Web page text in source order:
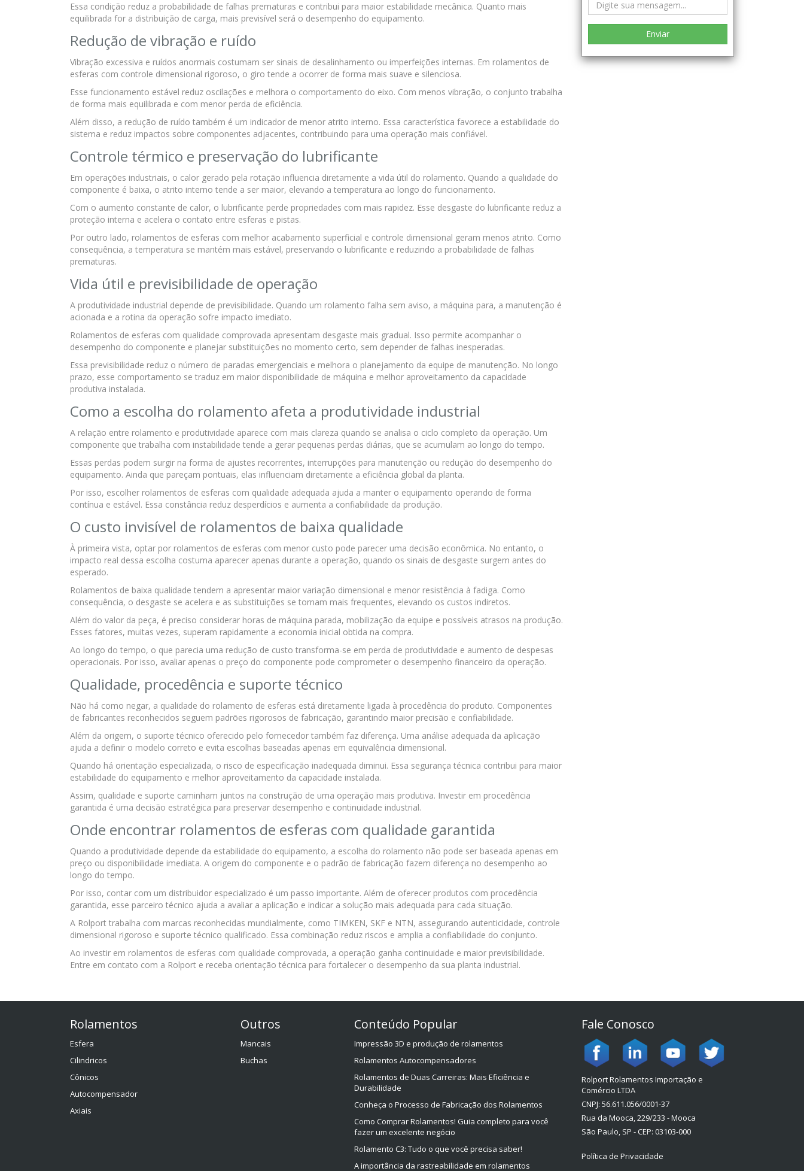
Essa condição reduz a probabilidade de falhas prematuras e contribui para maior estabilidade mecânica. Quanto mais
equilibrada for a distribuição de carga, mais previsível será o desempenho do equipamento.
Redução de vibração e ruído
Vibração excessiva e ruídos anormais costumam ser sinais de desalinhamento ou imperfeições internas. Em rolamentos de
esferas com controle dimensional rigoroso, o giro tende a ocorrer de forma mais suave e silenciosa.
Esse funcionamento estável reduz oscilações e melhora o comportamento do eixo. Com menos vibração, o conjunto trabalha
de forma mais equilibrada e com menor perda de eficiência.
Além disso, a redução de ruído também é um indicador de menor atrito interno. Essa característica favorece a estabilidade do
sistema e reduz impactos sobre componentes adjacentes, contribuindo para uma operação mais confiável.
Controle térmico e preservação do lubrificante
Em operações industriais, o calor gerado pela rotação influencia diretamente a vida útil do rolamento. Quando a qualidade do
componente é baixa, o atrito interno tende a ser maior, elevando a temperatura ao longo do funcionamento.
Com o aumento constante de calor, o lubrificante perde propriedades com mais rapidez. Esse desgaste do lubrificante reduz a
proteção interna e acelera o contato entre esferas e pistas.
Por outro lado, rolamentos de esferas com melhor acabamento superficial e controle dimensional geram menos atrito. Como
consequência, a temperatura se mantém mais estável, preservando o lubrificante e reduzindo a probabilidade de falhas
prematuras.
Vida útil e previsibilidade de operação
A produtividade industrial depende de previsibilidade. Quando um rolamento falha sem aviso, a máquina para, a manutenção é
acionada e a rotina da operação sofre impacto imediato.
Rolamentos de esferas com qualidade comprovada apresentam desgaste mais gradual. Isso permite acompanhar o
desempenho do componente e planejar substituições no momento certo, sem depender de falhas inesperadas.
Essa previsibilidade reduz o número de paradas emergenciais e melhora o planejamento da equipe de manutenção. No longo
prazo, esse comportamento se traduz em maior disponibilidade de máquina e melhor aproveitamento da capacidade
produtiva instalada.
Como a escolha do rolamento afeta a produtividade industrial
A relação entre rolamento e produtividade aparece com mais clareza quando se analisa o ciclo completo da operação. Um
componente que trabalha com instabilidade tende a gerar pequenas perdas diárias, que se acumulam ao longo do tempo.
Essas perdas podem surgir na forma de ajustes recorrentes, interrupções para manutenção ou redução do desempenho do
equipamento. Ainda que pareçam pontuais, elas influenciam diretamente a eficiência global da planta.
Por isso, escolher rolamentos de esferas com qualidade adequada ajuda a manter o equipamento operando de forma
contínua e estável. Essa constância reduz desperdícios e aumenta a confiabilidade da produção.
O custo invisível de rolamentos de baixa qualidade
À primeira vista, optar por rolamentos de esferas com menor custo pode parecer uma decisão econômica. No entanto, o
impacto real dessa escolha costuma aparecer apenas durante a operação, quando os sinais de desgaste surgem antes do
esperado.
Rolamentos de baixa qualidade tendem a apresentar maior variação dimensional e menor resistência à fadiga. Como
consequência, o desgaste se acelera e as substituições se tornam mais frequentes, elevando os custos indiretos.
Além do valor da peça, é preciso considerar horas de máquina parada, mobilização da equipe e possíveis atrasos na produção.
Esses fatores, muitas vezes, superam rapidamente a economia inicial obtida na compra.
Ao longo do tempo, o que parecia uma redução de custo transforma-se em perda de produtividade e aumento de despesas
operacionais. Por isso, avaliar apenas o preço do componente pode comprometer o desempenho financeiro da operação.
Qualidade, procedência e suporte técnico
Não há como negar, a qualidade do rolamento de esferas está diretamente ligada à procedência do produto. Componentes
de fabricantes reconhecidos seguem padrões rigorosos de fabricação, garantindo maior precisão e confiabilidade.
Além da origem, o suporte técnico oferecido pelo fornecedor também faz diferença. Uma análise adequada da aplicação
ajuda a definir o modelo correto e evita escolhas baseadas apenas em equivalência dimensional.
Quando há orientação especializada, o risco de especificação inadequada diminui. Essa segurança técnica contribui para maior
estabilidade do equipamento e melhor aproveitamento da capacidade instalada.
Assim, qualidade e suporte caminham juntos na construção de uma operação mais produtiva. Investir em procedência
garantida é uma decisão estratégica para preservar desempenho e continuidade industrial.
Onde encontrar rolamentos de esferas com qualidade garantida
Quando a produtividade depende da estabilidade do equipamento, a escolha do rolamento não pode ser baseada apenas em
preço ou disponibilidade imediata. A origem do componente e o padrão de fabricação fazem diferença no desempenho ao
longo do tempo.
Por isso, contar com um distribuidor especializado é um passo importante. Além de oferecer produtos com procedência
garantida, esse parceiro técnico ajuda a avaliar a aplicação e indicar a solução mais adequada para cada situação.
A Rolport trabalha com marcas reconhecidas mundialmente, como TIMKEN, SKF e NTN, assegurando autenticidade, controle
dimensional rigoroso e suporte técnico qualificado. Essa combinação reduz riscos e amplia a confiabilidade do conjunto.
Ao investir em rolamentos de esferas com qualidade comprovada, a operação ganha continuidade e maior previsibilidade.
Entre em contato com a Rolport e receba orientação técnica para fortalecer o desempenho da sua planta industrial.
Rolamentos
Esfera
Cilindricos
Cônicos
Autocompensador
Axiais
Outros
Mancais
Buchas
Conteúdo Popular
Impressão 3D e produção de rolamentos
Rolamentos Autocompensadores
Rolamentos de Duas Carreiras: Mais Eficiência e
Durabilidade
Conheça o Processo de Fabricação dos Rolamentos
Como Comprar Rolamentos! Guia completo para você
fazer um excelente negócio
Rolamento C3: Tudo o que você precisa saber!
A importância da rastreabilidade em rolamentos
Fale Conosco
Rolport Rolamentos Importação e
Comércio LTDA
CNPJ: 56.611.056/0001-37
Rua da Mooca, 229/233 - Mooca
São Paulo, SP - CEP: 03103-000
Política de Privacidade